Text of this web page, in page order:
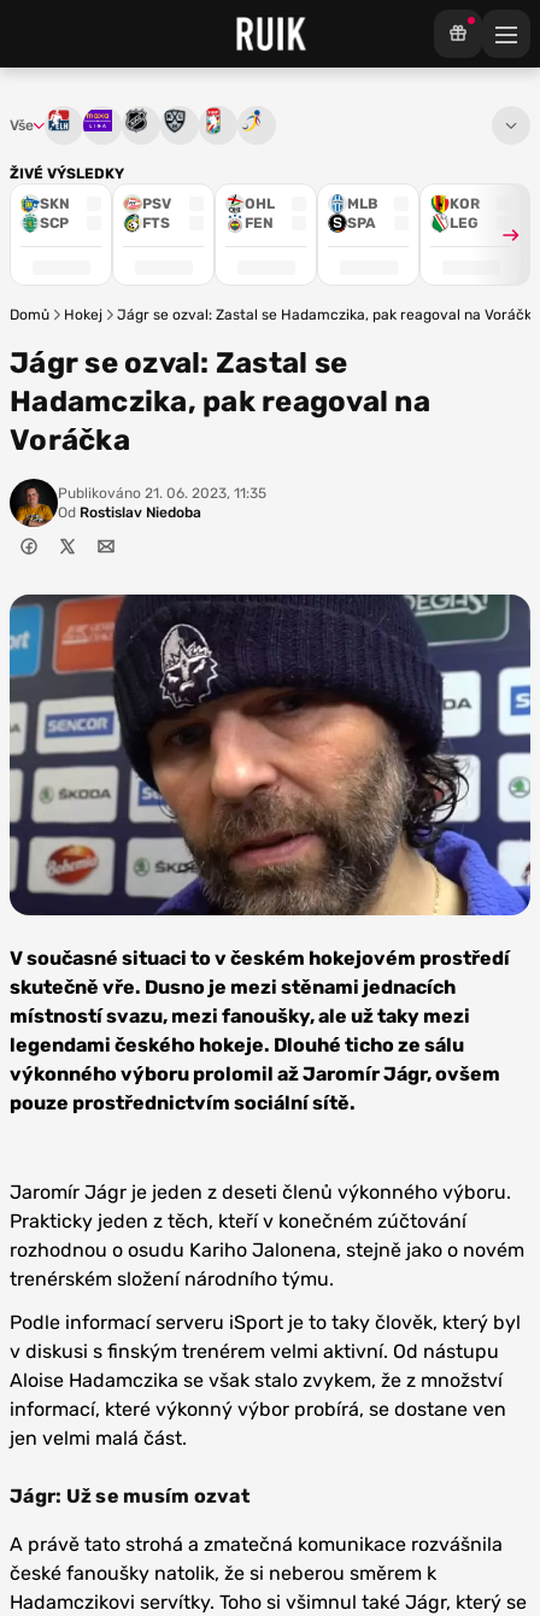
ŽIVÉ VÝSLEDKY
SKN
SCP
PSV
FTS
OHL
FEN
MLB
SPA
KOR
LEG
Vše Tipsport extraliga
Maxa ligaNHL KHL Mistrovství světa
Domů Hokej Jágr se ozval: Zastal se Hadamczika, pak reagoval na Voráčka
Jágr se ozval: Zastal se
Hadamczika, pak reagoval na
Voráčka
Publikováno 21. 06. 2023, 11:35
Od Rostislav Niedoba
Josef Poláček
V současné situaci to v českém hokejovém prostředí
skutečně vře. Dusno je mezi stěnami jednacích
místností svazu, mezi fanoušky, ale už taky mezi
legendami českého hokeje. Dlouhé ticho ze sálu
výkonného výboru prolomil až Jaromír Jágr, ovšem
pouze prostřednictvím sociální sítě.
Jaromír Jágr je jeden z deseti členů výkonného výboru.
Prakticky jeden z těch, kteří v konečném zúčtování
rozhodnou o osudu Kariho Jalonena, stejně jako o novém
trenérském složení národního týmu.
Podle informací serveru iSport je to taky člověk, který byl
v diskusi s finským trenérem velmi aktivní. Od nástupu
Aloise Hadamczika se však stalo zvykem, že z množství
informací, které výkonný výbor probírá, se dostane ven
jen velmi malá část.
Jágr: Už se musím ozvat
A právě tato strohá a zmatečná komunikace rozvášnila
české fanoušky natolik, že si neberou směrem k
Hadamczikovi servítky. Toho si všimnul také Jágr, který se